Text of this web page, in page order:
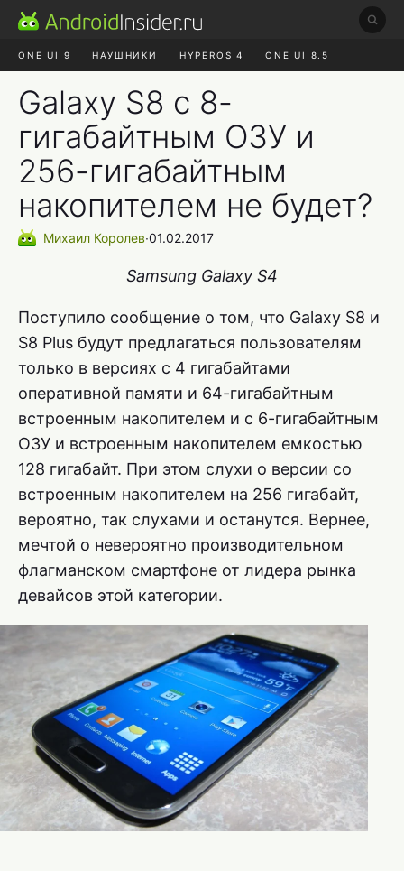
ONE UI 9 НАУШНИКИ HYPEROS 4 ONE UI 8.5
Galaxy S8 с 8-
гигабайтным ОЗУ и
256-гигабайтным
накопителем не будет?
Михаил Королев∙01.02.2017
Samsung Galaxy S4
Поступило сообщение о том, что Galaxy S8 и
S8 Plus будут предлагаться пользователям
только в версиях с 4 гигабайтами
оперативной памяти и 64-гигабайтным
встроенным накопителем и с 6-гигабайтным
ОЗУ и встроенным накопителем емкостью
128 гигабайт. При этом слухи о версии со
встроенным накопителем на 256 гигабайт,
вероятно, так слухами и останутся. Вернее,
мечтой о невероятно производительном
флагманском смартфоне от лидера рынка
девайсов этой категории.